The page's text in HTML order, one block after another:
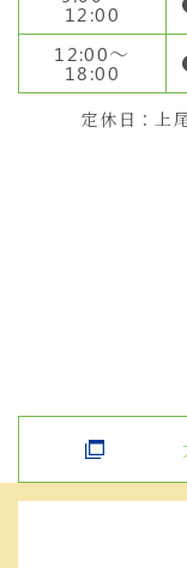
12:00
12:00〜
18:00
定休日：